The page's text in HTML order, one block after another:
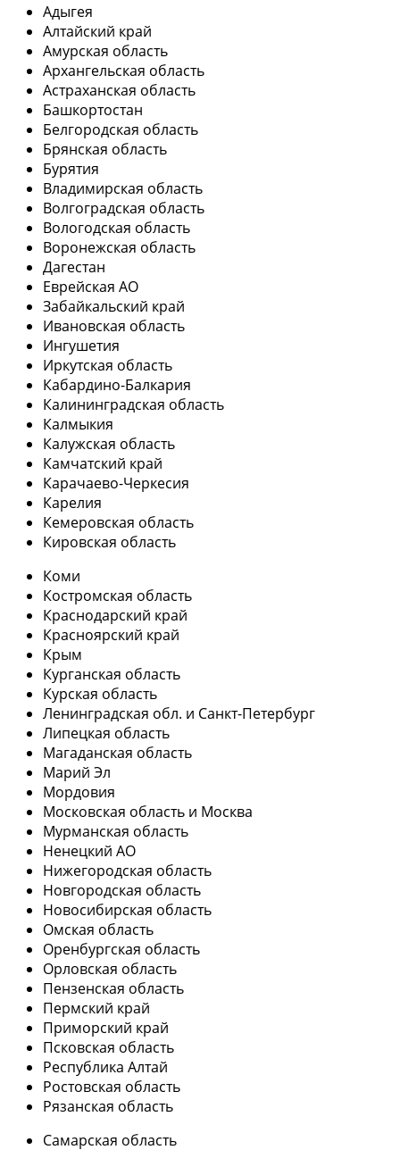
Адыгея
Алтайский край
Амурская область
Архангельская область
Астраханская область
Башкортостан
Белгородская область
Брянская область
Бурятия
Владимирская область
Волгоградская область
Вологодская область
Воронежская область
Дагестан
Еврейская АО
Забайкальский край
Ивановская область
Ингушетия
Иркутская область
Кабардино-Балкария
Калининградская область
Калмыкия
Калужская область
Камчатский край
Карачаево-Черкесия
Карелия
Кемеровская область
Кировская область
Коми
Костромская область
Краснодарский край
Красноярский край
Крым
Курганская область
Курская область
Ленинградская обл. и Санкт-Петербург
Липецкая область
Магаданская область
Марий Эл
Мордовия
Московская область и Москва
Мурманская область
Ненецкий АО
Нижегородская область
Новгородская область
Новосибирская область
Омская область
Оренбургская область
Орловская область
Пензенская область
Пермский край
Приморский край
Псковская область
Республика Алтай
Ростовская область
Рязанская область
Самарская область